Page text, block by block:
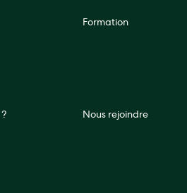
Formation
Nous rejoindre